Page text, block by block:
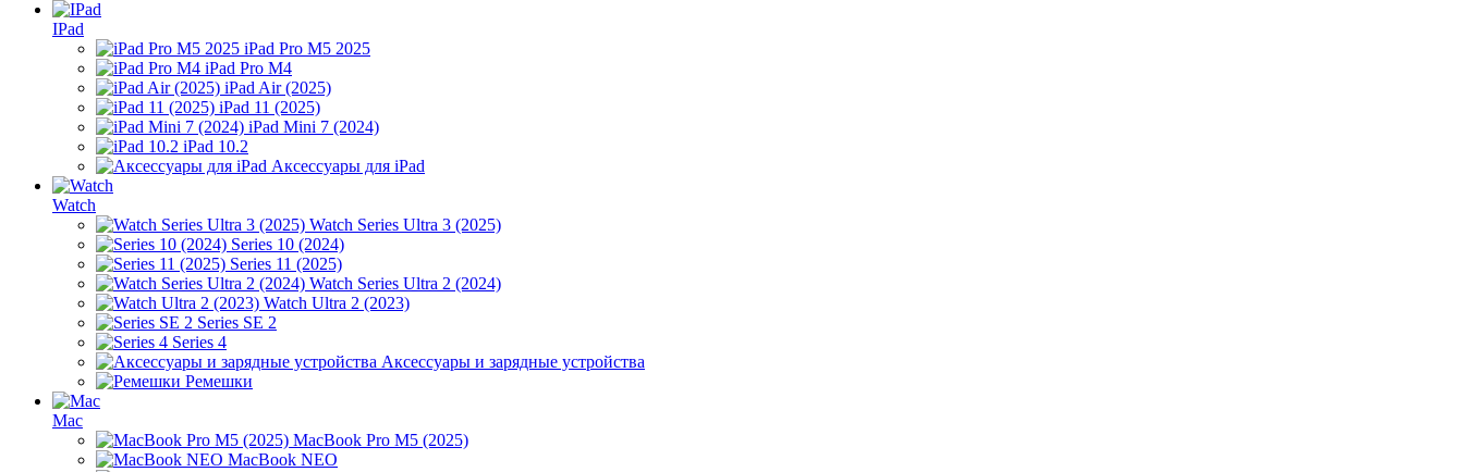
IPad
iPad Pro M5 2025
iPad Pro M4
iPad Air (2025)
iPad 11 (2025)
iPad Mini 7 (2024)
iPad 10.2
Аксессуары для iPad
Watch
Watch Series Ultra 3 (2025)
Series 10 (2024)
Series 11 (2025)
Watch Series Ultra 2 (2024)
Watch Ultra 2 (2023)
Series SE 2
Series 4
Аксессуары и зарядные устройства
Ремешки
Mac
MacBook Pro M5 (2025)
MacBook NEO